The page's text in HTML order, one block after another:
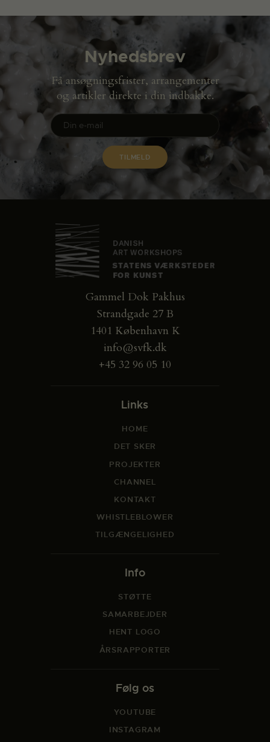
Nyhedsbrev
Få ansøgningsfrister, arrangementer
og artikler direkte i din indbakke.
Gammel Dok Pakhus
Strandgade 27 B
1401 København K
info@svfk.dk
+45 32 96 05 10
Links
HOME
DET SKER
PROJEKTER
CHANNEL
KONTAKT
WHISTLEBLOWER
TILGÆNGELIGHED
Info
STØTTE
SAMARBEJDER
HENT LOGO
ÅRSRAPPORTER
Følg os
YOUTUBE
INSTAGRAM